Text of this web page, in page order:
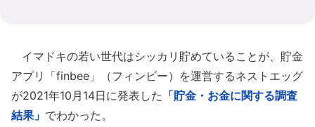
イマドキの若い世代はシッカリ貯めていることが、貯金
アプリ「finbee」（フィンビー）を運営するネストエッグ
が2021年10月14日に発表した 「貯金・お金に関する調査
結果」 でわかった。